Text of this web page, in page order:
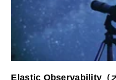
Elastic Observability（